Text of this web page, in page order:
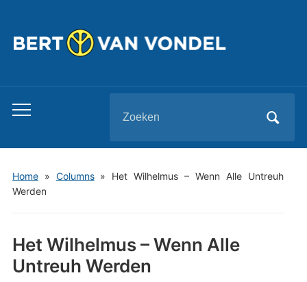
Toggle
menu
naar:
Home» Columns» Het Wilhelmus – Wenn Alle Untreuh
Werden
Het Wilhelmus – Wenn Alle
Untreuh Werden